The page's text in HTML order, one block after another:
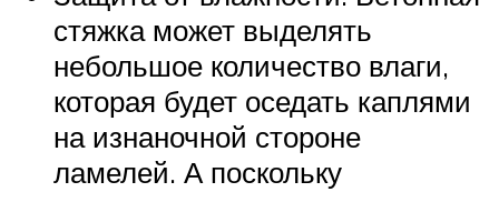
стяжка может выделять
небольшое количество влаги,
которая будет оседать каплями
на изнаночной стороне
ламелей. А поскольку